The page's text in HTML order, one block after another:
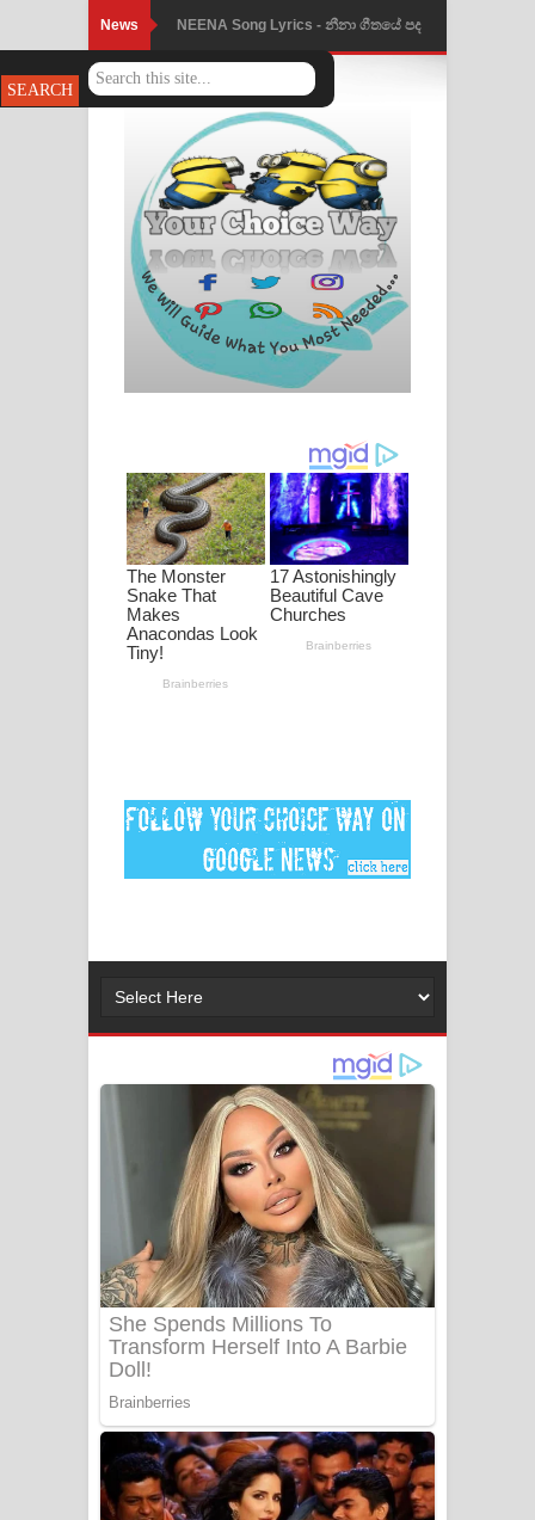
News Ahimi Wimai Himi Song Lyrics - අහිමි
විමයි හිමි ගීතයේ පද පෙළ
Mathaka Parana Song Lyrics - මතක
පාරනා ගීතයේ පද පෙළ
Nimnadhen Song Lyrics - නිම්නාදෙන්
ගීතයේ පද පෙළ
Obamai Mage Adare Song Lyrics -
ඔබමයි මගේ ආදරේ ගීතයේ පද පෙළ
ගීතයේ පද පෙළ
Ankeliya Song Lyrics - අංකෙළිය ගීතයේ
පද පෙළ
DEAR GOD Song Lyrics - ඩියර් ගෝඩ්
ගීතයේ පද පෙළ
Dai Dai Lyrics - Shakira, Burna Boy |
2026 football world cup song lyrics
Niwuna Numba Hinda Song Lyrics -
නිවුනා නුඹ හින්දා ගීතයේ පද පෙළ
Numba Dun Aadare Song Lyrics - නුඹ
දුන් ආදරේ ගීතයේ පද පෙළ
Liyamuda Dan Anagathe Song Lyrics
Doni Song Lyrics - දෝණි ගීතයේ පද
පෙළ